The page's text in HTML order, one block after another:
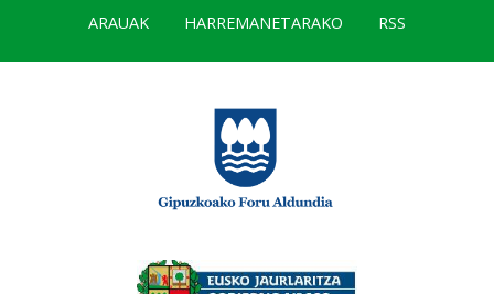
ARAUAK
HARREMANETARAKO RSS